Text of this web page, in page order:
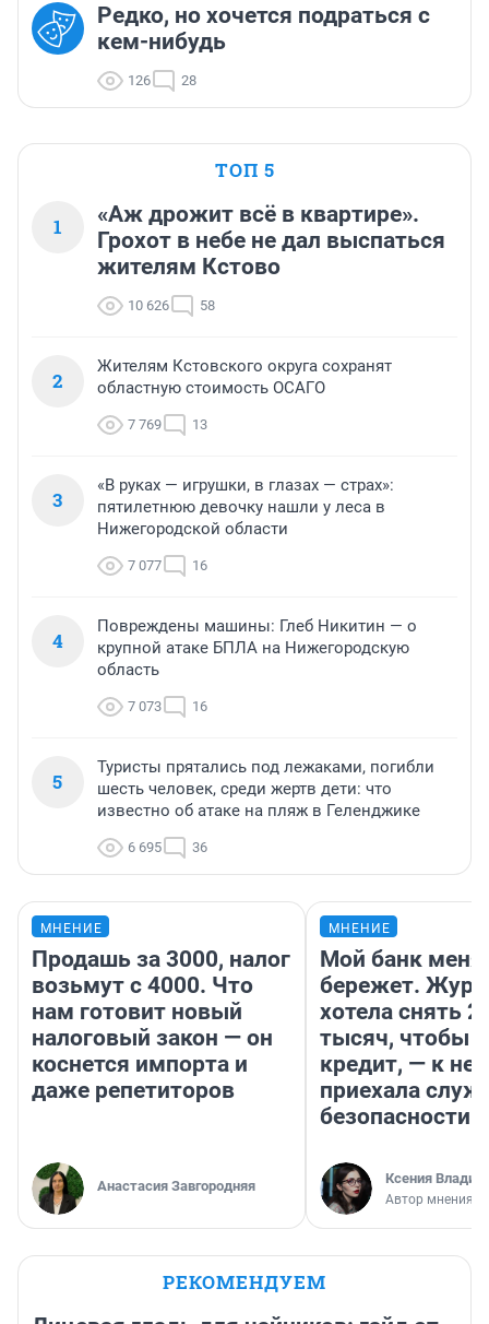
Редко, но хочется подраться с
кем-нибудь
126 28
ТОП 5
1
«Аж дрожит всё в квартире».
Грохот в небе не дал выспаться
жителям Кстово
10 626 58
2
Жителям Кстовского округа сохранят
областную стоимость ОСАГО
7 769 13
3
«В руках — игрушки, в глазах — страх»:
пятилетнюю девочку нашли у леса в
Нижегородской области
7 077 16
4
Повреждены машины: Глеб Никитин — о
крупной атаке БПЛА на Нижегородскую
область
7 073 16
5
Туристы прятались под лежаками, погибли
шесть человек, среди жертв дети: что
известно об атаке на пляж в Геленджике
6 695 36
МНЕНИЕ
Продашь за 3000, налог
возьмут с 4000. Что
нам готовит новый
налоговый закон — он
коснется импорта и
даже репетиторов
Анастасия Завгородняя
МНЕНИЕ
Мой банк меня
бережет.
хотела снять
тысяч, чтобы
кредит, — к
приехала
безопасности
Ксения
Автор мнения
РЕКОМЕНДУЕМ